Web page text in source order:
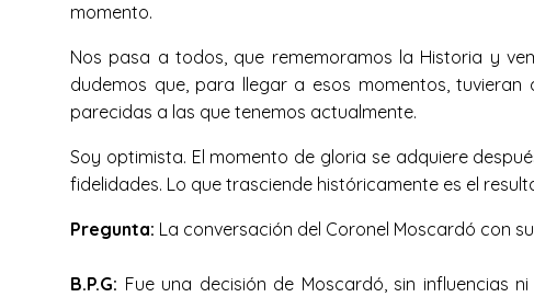
momento.
Nos pasa a todos, que rememoramos la Historia y
dudemos que, para llegar a esos momentos,
parecidas a las que tenemos actualmente.
Soy optimista. El momento de gloria se adquiere
fidelidades. Lo que trasciende históricamente es el
Pregunta: La conversación del Coronel Moscardó con
B.P.G: Fue una decisión de Moscardó, sin influencias